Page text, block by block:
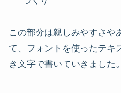
この部分は親しみやすさや
て、フォントを使ったテキ
き文字で書いていきました。